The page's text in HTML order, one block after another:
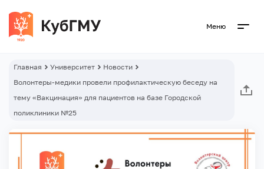
Меню
Главная Университет
Новости
Волонтеры-медики провели профилактическую беседу на
тему «Вакцинация» для пациентов на базе Городской
поликлиники №25